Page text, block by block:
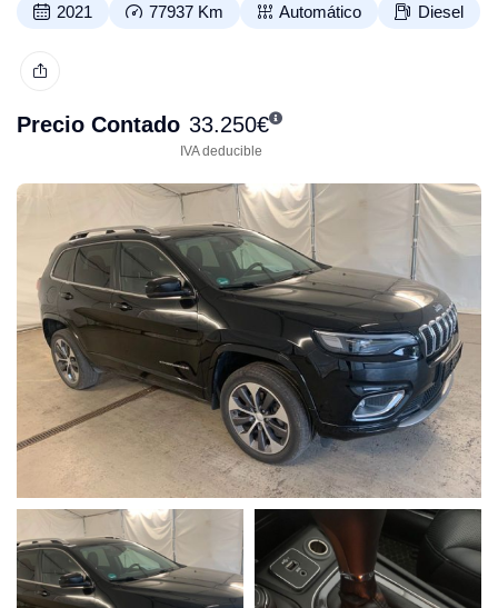
2021 77937 Km Automático Diesel
Precio Contado 33.250€
IVA deducible